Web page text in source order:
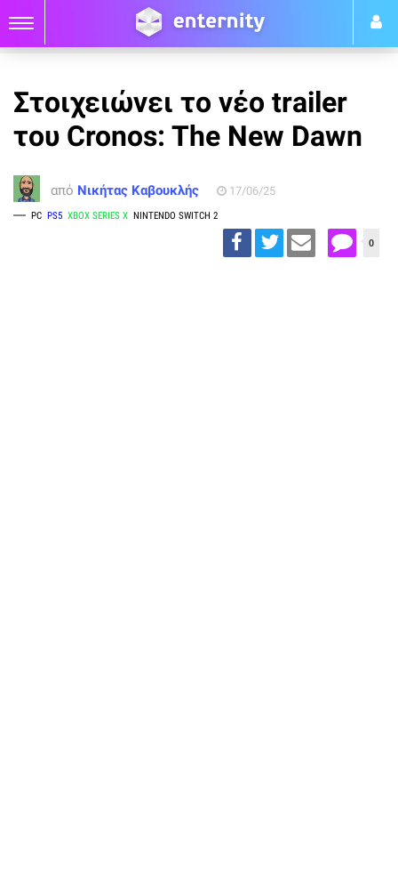
Στοιχειώνει το νέο trailer
του Cronos: The New Dawn
από Νικήτας Καβουκλής 17/06/25
PC PS5 XBOX SERIES X NINTENDO SWITCH 2
0